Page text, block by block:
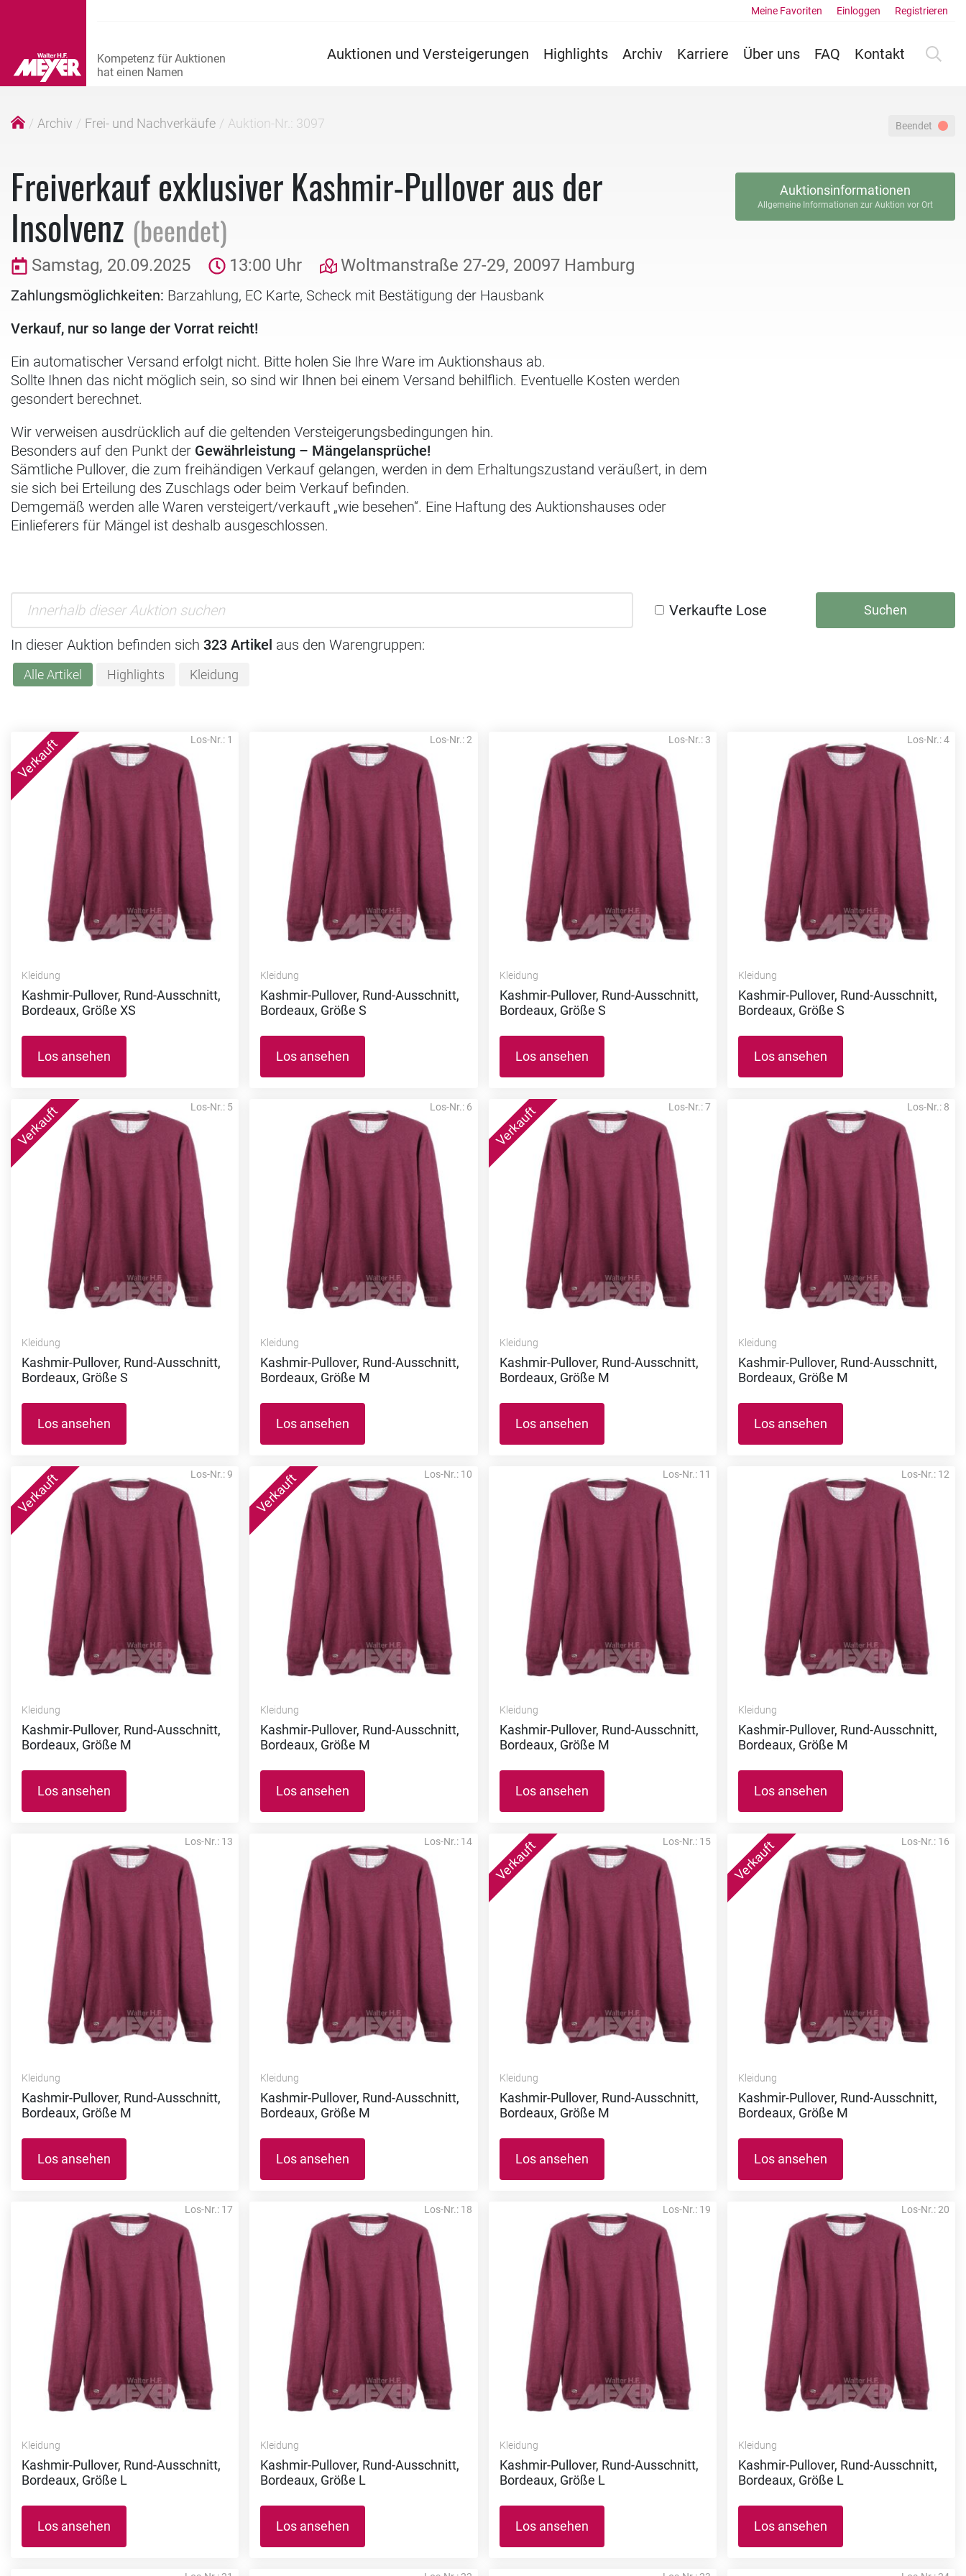
Auktionen und Versteigerungen Highlights Archiv Karriere Über uns FAQ Kontakt
Meine Favoriten Einloggen Registrieren
Archiv Frei- und Nachverkäufe Auktion-Nr.: 3097 Beendet
Freiverkauf exklusiver Kashmir-Pullover aus der
Insolvenz (beendet)
Samstag, 20.09.2025 13:00 Uhr Woltmanstraße 27-29, 20097 Hamburg
Zahlungsmöglichkeiten: Barzahlung, EC Karte, Scheck mit Bestätigung der Hausbank
Verkauf, nur so lange der Vorrat reicht!
Ein automatischer Versand erfolgt nicht. Bitte holen Sie Ihre Ware im Auktionshaus ab.
Sollte Ihnen das nicht möglich sein, so sind wir Ihnen bei einem Versand behilflich. Eventuelle Kosten werden
gesondert berechnet.
Wir verweisen ausdrücklich auf die geltenden Versteigerungsbedingungen hin.
Besonders auf den Punkt der Gewährleistung – Mängelansprüche!
Sämtliche Pullover, die zum freihändigen Verkauf gelangen, werden in dem Erhaltungszustand veräußert, in dem
sie sich bei Erteilung des Zuschlags oder beim Verkauf befinden.
Demgemäß werden alle Waren versteigert/verkauft „wie besehen“. Eine Haftung des Auktionshauses oder
Einlieferers für Mängel ist deshalb ausgeschlossen.
Auktionsinformationen
Allgemeine Informationen zur Auktion vor Ort
Verkaufte Lose Suchen
In dieser Auktion befinden sich 323 Artikel aus den Warengruppen:
Alle Artikel Highlights Kleidung
Los-Nr.: 1
Kleidung
Kashmir-Pullover, Rund-Ausschnitt,
Bordeaux, Größe XS
Los ansehen
Los-Nr.: 2
Kleidung
Kashmir-Pullover, Rund-Ausschnitt,
Bordeaux, Größe S
Los ansehen
Los-Nr.: 3
Kleidung
Kashmir-Pullover, Rund-Ausschnitt,
Bordeaux, Größe S
Los ansehen
Los-Nr.: 4
Kleidung
Kashmir-Pullover, Rund-Ausschnitt,
Bordeaux, Größe S
Los ansehen
Los-Nr.: 5
Kleidung
Kashmir-Pullover, Rund-Ausschnitt,
Bordeaux, Größe S
Los ansehen
Los-Nr.: 6
Kleidung
Kashmir-Pullover, Rund-Ausschnitt,
Bordeaux, Größe M
Los ansehen
Los-Nr.: 7
Kleidung
Kashmir-Pullover, Rund-Ausschnitt,
Bordeaux, Größe M
Los ansehen
Los-Nr.: 8
Kleidung
Kashmir-Pullover, Rund-Ausschnitt,
Bordeaux, Größe M
Los ansehen
Los-Nr.: 9
Kleidung
Kashmir-Pullover, Rund-Ausschnitt,
Bordeaux, Größe M
Los ansehen
Los-Nr.: 10
Kleidung
Kashmir-Pullover, Rund-Ausschnitt,
Bordeaux, Größe M
Los ansehen
Los-Nr.: 11
Kleidung
Kashmir-Pullover, Rund-Ausschnitt,
Bordeaux, Größe M
Los ansehen
Los-Nr.: 12
Kleidung
Kashmir-Pullover, Rund-Ausschnitt,
Bordeaux, Größe M
Los ansehen
Los-Nr.: 13
Kleidung
Kashmir-Pullover, Rund-Ausschnitt,
Bordeaux, Größe M
Los ansehen
Los-Nr.: 14
Kleidung
Kashmir-Pullover, Rund-Ausschnitt,
Bordeaux, Größe M
Los ansehen
Los-Nr.: 15
Kleidung
Kashmir-Pullover, Rund-Ausschnitt,
Bordeaux, Größe M
Los ansehen
Los-Nr.: 16
Kleidung
Kashmir-Pullover, Rund-Ausschnitt,
Bordeaux, Größe M
Los ansehen
Los-Nr.: 17
Kleidung
Kashmir-Pullover, Rund-Ausschnitt,
Bordeaux, Größe L
Los ansehen
Los-Nr.: 18
Kleidung
Kashmir-Pullover, Rund-Ausschnitt,
Bordeaux, Größe L
Los ansehen
Los-Nr.: 19
Kleidung
Kashmir-Pullover, Rund-Ausschnitt,
Bordeaux, Größe L
Los ansehen
Los-Nr.: 20
Kleidung
Kashmir-Pullover, Rund-Ausschnitt,
Bordeaux, Größe L
Los ansehen